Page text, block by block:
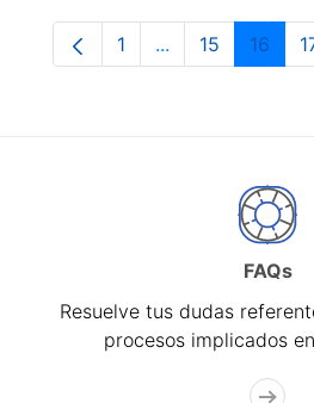
Página
1 ...PáginasPágina
15 Página
16
FAQs
Resuelve tus dudas
procesos implicados